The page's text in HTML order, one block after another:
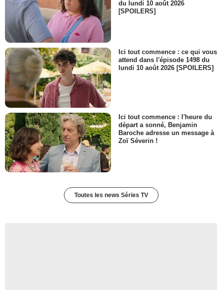
du lundi 10 août 2026
[SPOILERS]
Ici tout commence : ce qui vous
attend dans l'épisode 1498 du
lundi 10 août 2026 [SPOILERS]
Ici tout commence : l'heure du
départ a sonné, Benjamin
Baroche adresse un message à
Zoï Séverin !
Toutes les news Séries TV